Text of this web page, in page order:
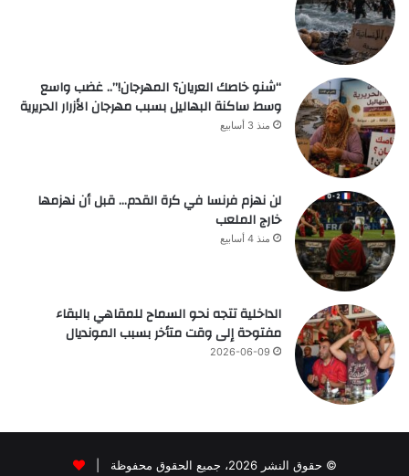
“شنو خاصك العريان؟ المهرجان!”.. غضب واسع
وسط ساكنة البهاليل بسبب مهرجان الأزرار الحريرية
منذ 3 أسابيع
لن نهزم فرنسا في كرة القدم… قبل أن نهزمها
خارج الملعب
منذ 4 أسابيع
الداخلية تتجه نحو السماح للمقاهي بالبقاء
مفتوحة إلى وقت متأخر بسبب المونديال
2026-06-09
© حقوق النشر 2026، جميع الحقوق محفوظة |